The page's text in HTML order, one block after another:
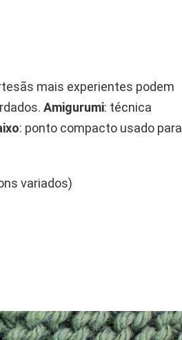
mais experientes podem
Amigurumi: técnica
: ponto compacto usado para
variados)